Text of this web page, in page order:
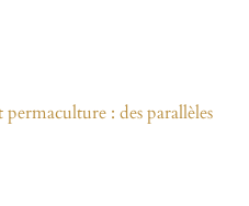
permaculture : des parallèles